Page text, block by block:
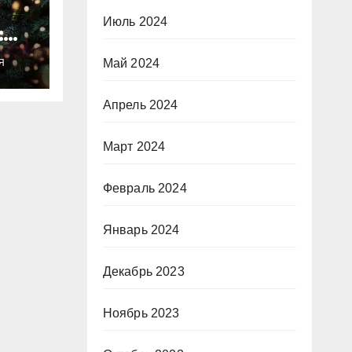
Июль 2024
Май 2024
Апрель 2024
Март 2024
Февраль 2024
Январь 2024
Декабрь 2023
Ноябрь 2023